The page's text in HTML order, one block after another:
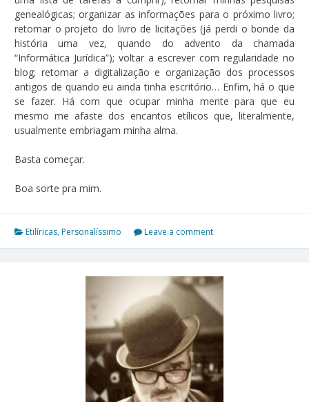
genealógicas; organizar as informações para o próximo livro;
retomar o projeto do livro de licitações (já perdi o bonde da
história uma vez, quando do advento da chamada
“Informática Jurídica”); voltar a escrever com regularidade no
blog; retomar a digitalização e organização dos processos
antigos de quando eu ainda tinha escritório… Enfim, há o que
se fazer. Há com que ocupar minha mente para que eu
mesmo me afaste dos encantos etílicos que, literalmente,
usualmente embriagam minha alma.
Basta começar.
Boa sorte pra mim.
Etilíricas, Personalíssimo Leave a comment